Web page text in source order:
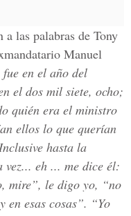
las palabras de Tony
Manuel
fue en el año del
el dos mil siete, ocho;
quién era el ministro
ellos lo que querían
hasta la
eh ... me dice él:
mire”, le digo yo, “no
en esas cosas”. “Yo